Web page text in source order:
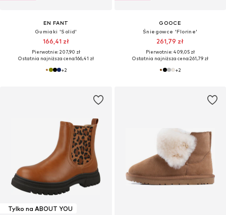
EN FANT
Gumiaki 'Solid'
166,41 zł
Pierwotnie: 207,90 zł
Ostatnia najniższa cena:166,41 zł
+2
GOOCE
Śniegowce 'Florine'
261,79 zł
Pierwotnie: 409,05 zł
Ostatnia najniższa cena:261,79 zł
+2
Tylko na ABOUT YOU